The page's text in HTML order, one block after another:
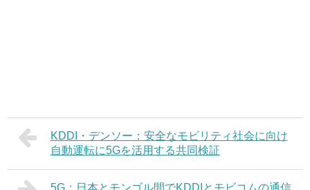
KDDI・デンソー：安全なモビリティ社会に向け
自動運転に5Gを活用する共同検証